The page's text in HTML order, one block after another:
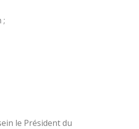
;
le Président du